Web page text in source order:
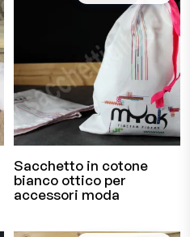
Sacchetto in cotone
bianco ottico per
accessori moda